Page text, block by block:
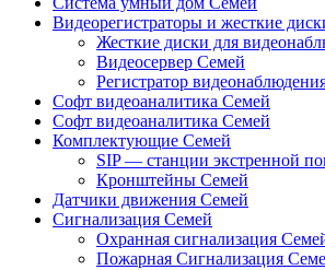
Видеорегистраторы и жесткие
Жесткие диски для
Видеосервер Семей
Регистратор
Софт видеоаналитика Семей
Софт видеоаналитика Семей
Комплектующие Семей
SIP — станции экстренной
Кронштейны Семей
Датчики движения Семей
Сигнализация Семей
Охранная сигнализация
Пожарная Сигнализация